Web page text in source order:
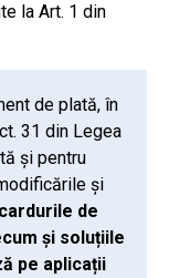
la Art. 1 din
de plată, în
31 din Legea
și pentru
și
cardurile de
și soluțiile
pe aplicații